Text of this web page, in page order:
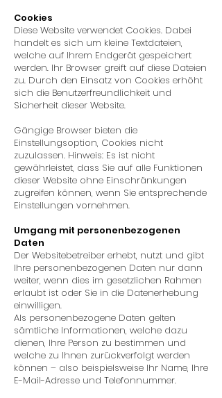
Cookies
Diese Website verwendet Cookies. Dabei
handelt es sich um kleine Textdateien,
welche auf Ihrem Endgerät gespeichert
werden. Ihr Browser greift auf diese Dateien
zu. Durch den Einsatz von Cookies erhöht
sich die Benutzerfreundlichkeit und
Sicherheit dieser Website.
Gängige Browser bieten die
Einstellungsoption, Cookies nicht
zuzulassen. Hinweis: Es ist nicht
gewährleistet, dass Sie auf alle Funktionen
dieser Website ohne Einschränkungen
zugreifen können, wenn Sie entsprechende
Einstellungen vornehmen.
Umgang mit personenbezogenen
Daten
Der Websitebetreiber erhebt, nutzt und gibt
Ihre personenbezogenen Daten nur dann
weiter, wenn dies im gesetzlichen Rahmen
erlaubt ist oder Sie in die Datenerhebung
einwilligen.
Als personenbezogene Daten gelten
sämtliche Informationen, welche dazu
dienen, Ihre Person zu bestimmen und
welche zu Ihnen zurückverfolgt werden
können – also beispielsweise Ihr Name, Ihre
E-Mail-Adresse und Telefonnummer.